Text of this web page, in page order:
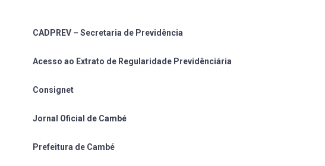
CADPREV – Secretaria de Previdência
Acesso ao Extrato de Regularidade Previdênciária
Consignet
Jornal Oficial de Cambé
Prefeitura de Cambé